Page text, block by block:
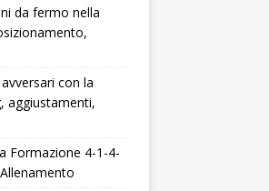
da fermo nella
con la
aggiustamenti,
Formazione 4-1-4-